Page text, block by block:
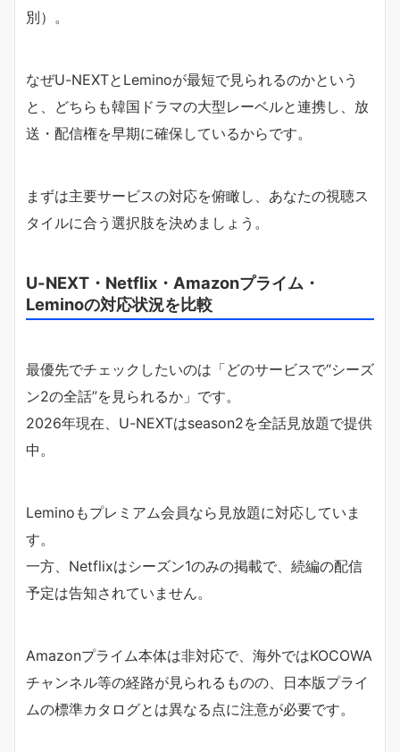
別）。
なぜU-NEXTとLeminoが最短で見られるのかという
と、どちらも韓国ドラマの大型レーベルと連携し、放
送・配信権を早期に確保しているからです。
まずは主要サービスの対応を俯瞰し、あなたの視聴ス
タイルに合う選択肢を決めましょう。
U-NEXT・Netflix・Amazonプライム・
Leminoの対応状況を比較
最優先でチェックしたいのは「どのサービスで“シーズ
ン2の全話”を見られるか」です。
2026年現在、U-NEXTはseason2を全話見放題で提供
中。
Leminoもプレミアム会員なら見放題に対応していま
す。
一方、Netflixはシーズン1のみの掲載で、続編の配信
予定は告知されていません。
Amazonプライム本体は非対応で、海外ではKOCOWA
チャンネル等の経路が見られるものの、日本版プライ
ムの標準カタログとは異なる点に注意が必要です。